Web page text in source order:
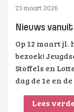
23 maart 2026
Nieuws
Op 12 maart jl.
bezoek!
Stoffels en
dag de 1e en
Lees